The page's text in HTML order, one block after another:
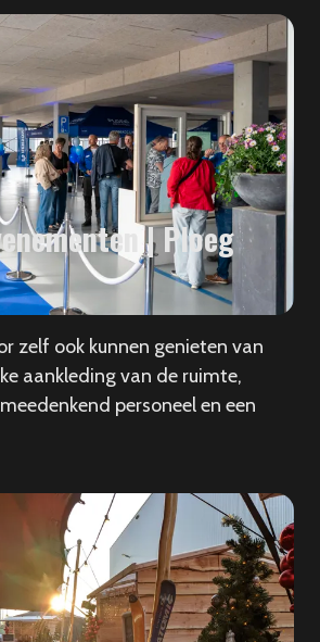
| Ploeg
zelf ook kunnen genieten van
aankleding van de ruimte,
personeel en een